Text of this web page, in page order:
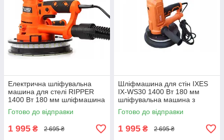
Електрична шліфувальна
машина для стелі RIPPER
1400 Вт 180 мм шліфмашина
з пилозбірником для стін
Готово до відправки
1 995 ₴ 2 695 ₴
Шліфмашина для стін IXES
IX-WS30 1400 Вт 180 мм
шліфувальна машина з
мішком для пилу
Готово до відправки
1 995 ₴ 2 695 ₴